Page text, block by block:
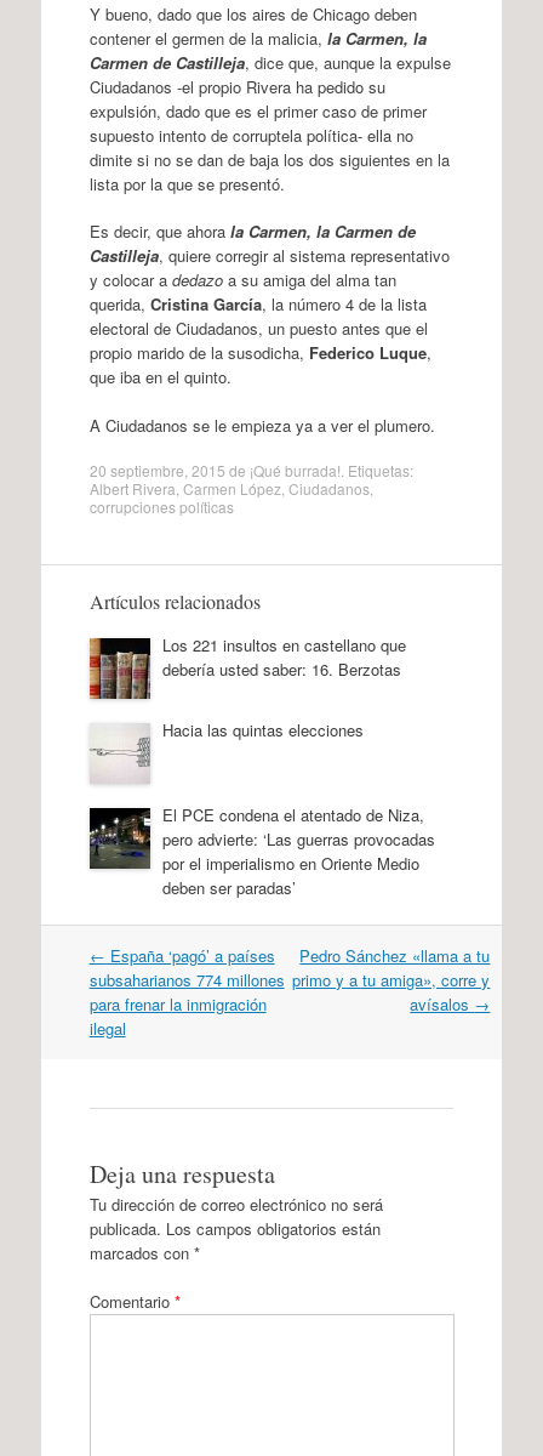
Y bueno, dado que los aires de Chicago deben
contener el germen de la malicia, la Carmen, la
Carmen de Castilleja, dice que, aunque la expulse
Ciudadanos -el propio Rivera ha pedido su
expulsión, dado que es el primer caso de primer
supuesto intento de corruptela política- ella no
dimite si no se dan de baja los dos siguientes en la
lista por la que se presentó.
Es decir, que ahora la Carmen, la Carmen de
Castilleja, quiere corregir al sistema representativo
y colocar a dedazoa su amiga del alma tan
querida, Cristina García, la número 4 de la lista
electoral de Ciudadanos, un puesto antes que el
propio marido de la susodicha, Federico Luque,
que iba en el quinto.
A Ciudadanos se le empieza ya a ver el plumero.
20 septiembre, 2015 de ¡Qué burrada!. Etiquetas:
Albert Rivera,Carmen López,Ciudadanos,
corrupciones políticas
Artículos relacionados
Los 221 insultos en castellano que
debería usted saber: 16. Berzotas
Hacia las quintas elecciones
El PCE condena el atentado de Niza,
pero advierte: ‘Las guerras provocadas
por el imperialismo en Oriente Medio
deben ser paradas’
Navegación
por
artículos
← España ‘pagó’ a países
subsaharianos 774 millones
para frenar la inmigración
ilegal
Pedro Sánchez «llama a tu
primo y a tu amiga», corre y
avísalos →
Deja una respuesta
Tu dirección de correo electrónico no será
publicada. Los campos obligatorios están
marcados con *
Comentario *